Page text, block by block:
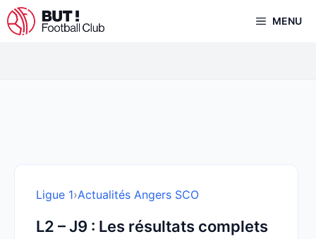
Aller
au
MENU
Ligue 1›Actualités Angers SCO
L2 – J9 : Les résultats complets